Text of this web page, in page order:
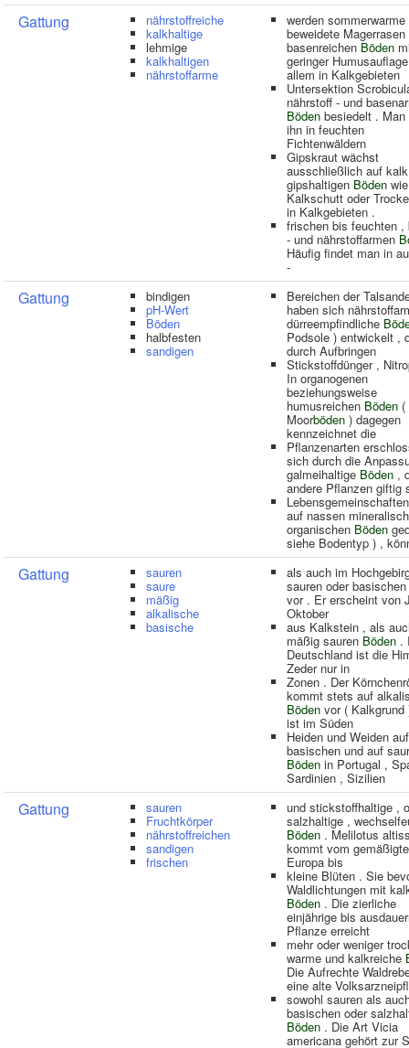
Gattung nährstoffreiche
kalkhaltige
lehmige
kalkhaltigen
nährstoffarme
werden
beweidete Magerrasen
basenreichen Böden
geringer
allem in Kalkgebieten
Untersektion
nährstoff - und
Böden besiedelt . Man
ihn in feuchten
Fichtenwäldern
Gipskraut wächst
ausschließlich auf
gipshaltigen Böden
Kalkschutt oder
in Kalkgebieten .
frischen bis feuchten ,
- und nährstoffarmen
Häufig findet man in
-
Gattung bindigen
pH-Wert
Böden
halbfesten
sandigen
Bereichen der
haben sich
dürreempfindliche
Podsole ) entwickelt ,
durch Aufbringen
Stickstoffdünger ,
In organogenen
beziehungsweise
humusreichen Böden
Moorböden ) dagegen
kennzeichnet die
Pflanzenarten
sich durch die
galmeihaltige Böden ,
andere Pflanzen giftig
auf nassen
organischen Böden
siehe Bodentyp ) ,
Gattung sauren
saure
mäßig
alkalische
basische
als auch im
sauren oder basischen
vor . Er erscheint von
Oktober
aus Kalkstein , als
mäßig sauren Böden .
Deutschland ist die
Zeder nur in
Zonen . Der
kommt stets auf
Böden vor ( Kalkgrund
ist im Süden
Heiden und Weiden auf
basischen und auf
Böden in Portugal ,
Sardinien , Sizilien
Gattung sauren
Fruchtkörper
nährstoffreichen
sandigen
frischen
und stickstoffhaltige ,
salzhaltige ,
Böden . Melilotus
kommt vom
Europa bis
kleine Blüten . Sie
Waldlichtungen mit
Böden . Die zierliche
einjährige bis
Pflanze erreicht
mehr oder weniger
warme und kalkreiche
Die Aufrechte
eine alte
sowohl sauren als
basischen oder
Böden . Die Art Vicia
americana gehört zur